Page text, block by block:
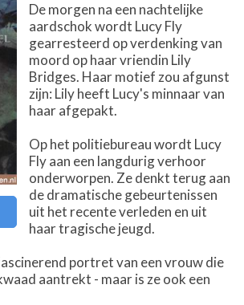
De morgen na een nachtelijke
aardschok wordt Lucy Fly
gearresteerd op verdenking van
moord op haar vriendin Lily
Bridges. Haar motief zou afgunst
zijn: Lily heeft Lucy's minnaar van
haar afgepakt.
Op het politiebureau wordt Lucy
Fly aan een langdurig verhoor
onderworpen. Ze denkt terug aan
de dramatische gebeurtenissen
uit het recente verleden en uit
haar tragische jeugd.
portret van een vrouw die
aantrekt - maar is ze ook een